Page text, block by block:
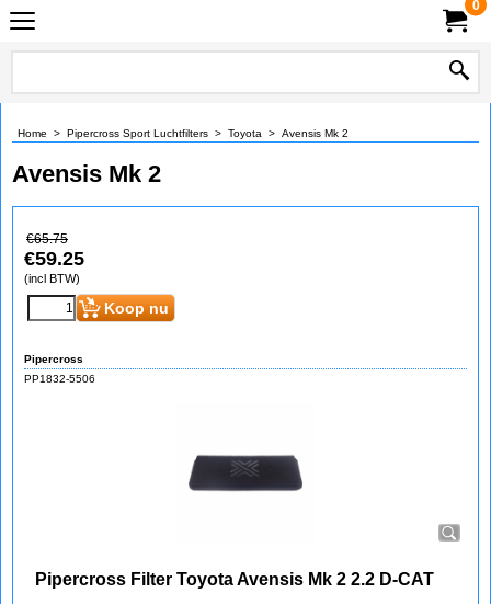
0
Home > Pipercross Sport Luchtfilters > Toyota > Avensis Mk 2
Avensis Mk 2
€65.75
€59.25
(incl BTW)
Koop nu
Pipercross
PP1832-5506
Pipercross Filter Toyota Avensis Mk 2 2.2 D-CAT